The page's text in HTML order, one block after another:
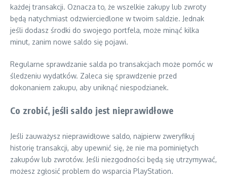
każdej transakcji. Oznacza to, że wszelkie zakupy lub zwroty
będą natychmiast odzwierciedlone w twoim saldzie. Jednak
jeśli dodasz środki do swojego portfela, może minąć kilka
minut, zanim nowe saldo się pojawi.
Regularne sprawdzanie salda po transakcjach może pomóc w
śledzeniu wydatków. Zaleca się sprawdzenie przed
dokonaniem zakupu, aby uniknąć niespodzianek.
Co zrobić, jeśli saldo jest nieprawidłowe
Jeśli zauważysz nieprawidłowe saldo, najpierw zweryfikuj
historię transakcji, aby upewnić się, że nie ma pominiętych
zakupów lub zwrotów. Jeśli niezgodności będą się utrzymywać,
możesz zgłosić problem do wsparcia PlayStation.